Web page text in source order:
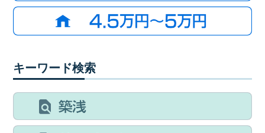
キーワード検索